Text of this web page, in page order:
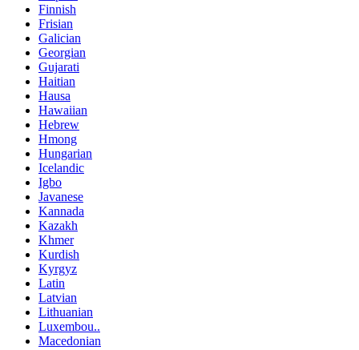
Finnish
Frisian
Galician
Georgian
Gujarati
Haitian
Hausa
Hawaiian
Hebrew
Hmong
Hungarian
Icelandic
Igbo
Javanese
Kannada
Kazakh
Khmer
Kurdish
Kyrgyz
Latin
Latvian
Lithuanian
Luxembou..
Macedonian